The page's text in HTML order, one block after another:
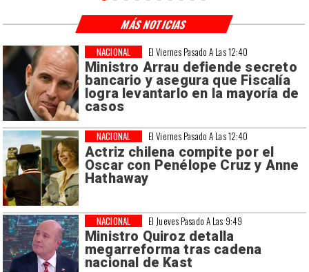
El Viernes Pasado A Las 12:40
Ministro Arrau defiende secreto
bancario y asegura que Fiscalía
logra levantarlo en la mayoría de
casos
NACIONAL
El Viernes Pasado A Las 12:40
Actriz chilena compite por el
Oscar con Penélope Cruz y Anne
Hathaway
NACIONAL
El Jueves Pasado A Las 9:49
Ministro Quiroz detalla
megarreforma tras cadena
nacional de Kast
NACIONAL
MÁS NOTICIAS